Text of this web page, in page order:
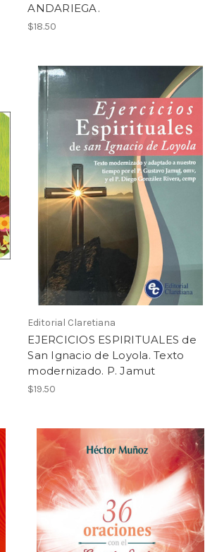
ANDARIEGA.
$18.50
Editorial Claretiana
EJERCICIOS ESPIRITUALES de
San Ignacio de Loyola. Texto
modernizado. P. Jamut
$19.50